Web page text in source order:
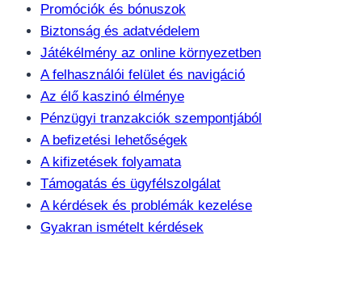
Promóciók és bónuszok
Biztonság és adatvédelem
Játékélmény az online környezetben
A felhasználói felület és navigáció
Az élő kaszinó élménye
Pénzügyi tranzakciók szempontjából
A befizetési lehetőségek
A kifizetések folyamata
Támogatás és ügyfélszolgálat
A kérdések és problémák kezelése
Gyakran ismételt kérdések